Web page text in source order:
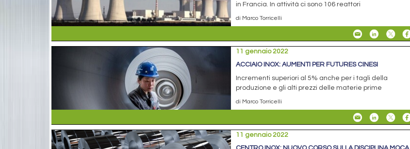
in Francia. In attività ci sono 106 reattori
di Marco Torricelli
11 gennaio 2022
ACCIAIO INOX: AUMENTI PER FUTURES CINESI
Incrementi superiori al 5% anche per i tagli della
produzione e gli alti prezzi delle materie prime
di Marco Torricelli
11 gennaio 2022